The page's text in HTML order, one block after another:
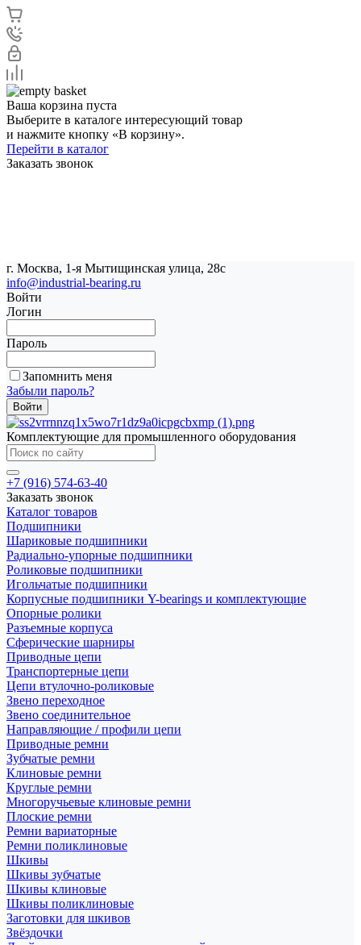
Ваша корзина пуста
Выберите в каталоге интересующий товар
и нажмите кнопку «В корзину».
Перейти в каталог
Заказать звонок
г. Москва, 1-я Мытищинская улица, 28с
info@industrial-bearing.ru
Войти
Логин
Пароль
Запомнить меня
Забыли пароль?
Комплектующие для промышленного оборудования
+7 (916) 574-63-40
Заказать звонок
Каталог товаров
Подшипники
Шариковые подшипники
Радиально-упорные подшипники
Роликовые подшипники
Игольчатые подшипники
Корпусные подшипники Y-bearings и комплектующие
Опорные ролики
Разъемные корпуса
Сферические шарниры
Приводные цепи
Транспортерные цепи
Цепи втулочно-роликовые
Звено переходное
Звено соединительное
Направляющие / профили цепи
Приводные ремни
Зубчатые ремни
Клиновые ремни
Круглые ремни
Многоручьевые клиновые ремни
Плоские ремни
Ремни вариаторные
Ремни поликлиновые
Шкивы
Шкивы зубчатые
Шкивы клиновые
Шкивы поликлиновые
Заготовки для шкивов
Звёздочки